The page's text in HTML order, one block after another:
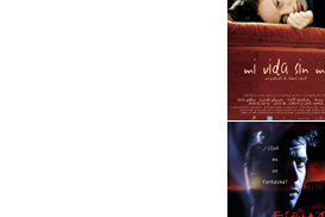
>Mi vida sin mi